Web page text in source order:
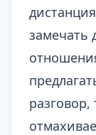
замечать